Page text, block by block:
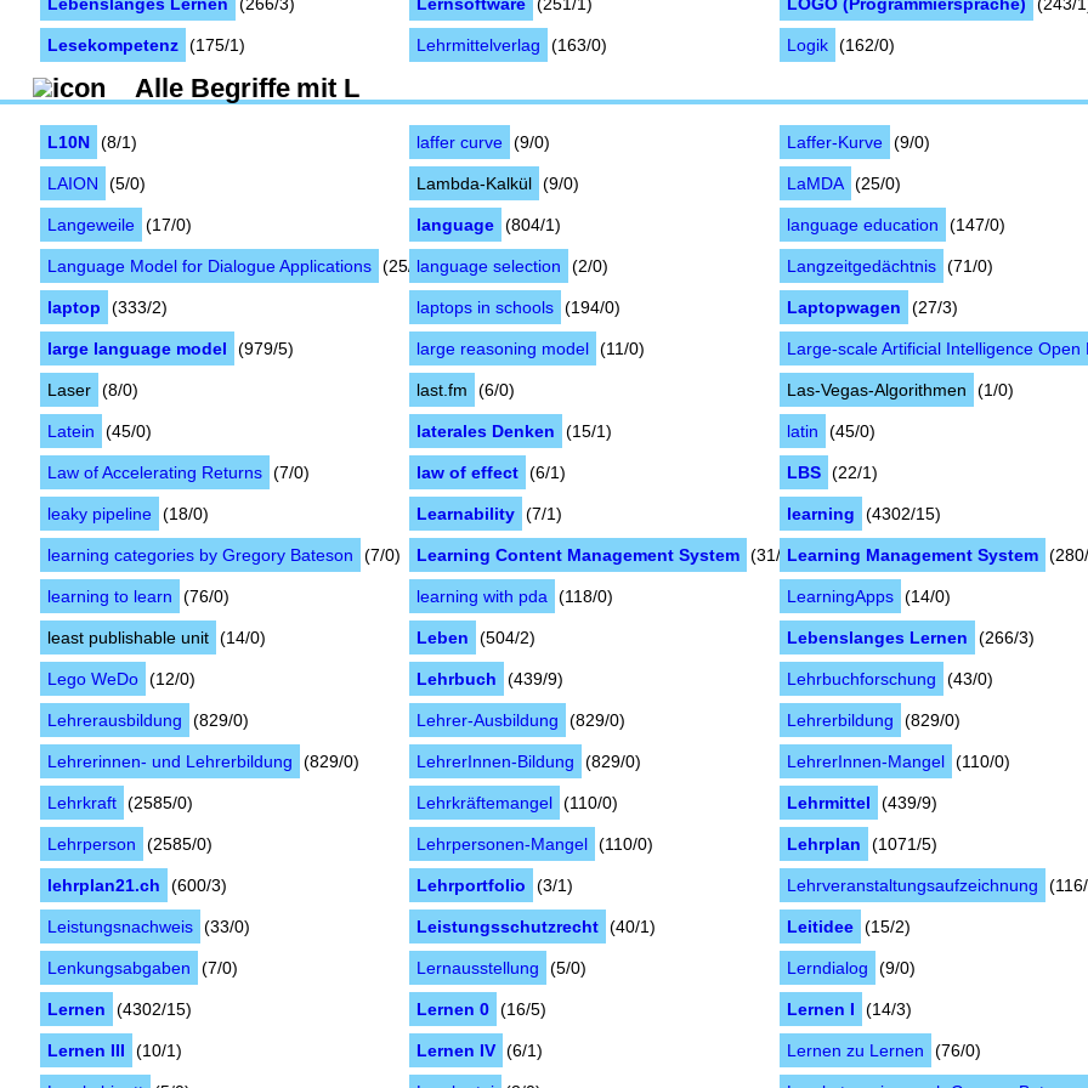
Lesekompetenz (175/1) Lehrmittelverlag (163/0) Logik (162/0)
Alle Begriffe mit L
L10N (8/1) laffer curve (9/0) Laffer-Kurve (9/0)
LAION (5/0) Lambda-Kalkül (9/0) LaMDA (25/0)
Langeweile (17/0) language (804/1) language education (147/0)
Language Model for Dialogue Applications (25/0)language selection (2/0) Langzeitgedächtnis (71/0)
laptop (333/2) laptops in schools (194/0) Laptopwagen (27/3)
large language model (979/5) large reasoning model (11/0) Large-scale Artificial Intelligence Open
Laser (8/0) last.fm (6/0) Las-Vegas-Algorithmen (1/0)
Latein (45/0) laterales Denken (15/1) latin (45/0)
Law of Accelerating Returns (7/0) law of effect (6/1) LBS (22/1)
leaky pipeline (18/0) Learnability (7/1) learning (4302/15)
learning categories by Gregory Bateson (7/0) Learning Content Management System (31/3)Learning Management System
learning to learn (76/0) learning with pda (118/0) LearningApps (14/0)
least publishable unit (14/0) Leben (504/2) Lebenslanges Lernen (266/3)
Lego WeDo (12/0) Lehrbuch (439/9) Lehrbuchforschung (43/0)
Lehrerausbildung (829/0) Lehrer-Ausbildung (829/0) Lehrerbildung (829/0)
Lehrerinnen- und Lehrerbildung (829/0) LehrerInnen-Bildung (829/0) LehrerInnen-Mangel (110/0)
Lehrkraft (2585/0) Lehrkräftemangel (110/0) Lehrmittel (439/9)
Lehrperson (2585/0) Lehrpersonen-Mangel (110/0) Lehrplan (1071/5)
lehrplan21.ch (600/3) Lehrportfolio (3/1) Lehrveranstaltungsaufzeichnung
Leistungsnachweis (33/0) Leistungsschutzrecht (40/1) Leitidee (15/2)
Lenkungsabgaben (7/0) Lernausstellung (5/0) Lerndialog (9/0)
Lernen (4302/15) Lernen 0 (16/5) Lernen I (14/3)
Lernen III (10/1) Lernen IV (6/1) Lernen zu Lernen (76/0)